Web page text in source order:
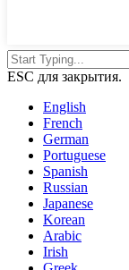
ESC для закрытия.
English
French
German
Portuguese
Spanish
Russian
Japanese
Korean
Arabic
Irish